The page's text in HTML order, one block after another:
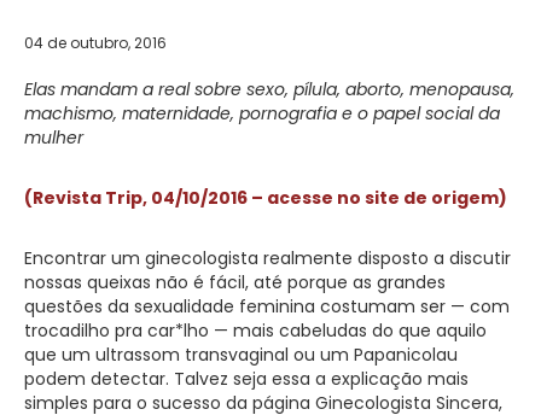
04 de outubro, 2016
Elas mandam a real sobre sexo, pílula, aborto, menopausa,
machismo, maternidade, pornografia e o papel social da
mulher
(Revista Trip, 04/10/2016 – acesse no site de origem)
Encontrar um ginecologista realmente disposto a discutir
nossas queixas não é fácil, até porque as grandes
questões da sexualidade feminina costumam ser — com
trocadilho pra car*lho — mais cabeludas do que aquilo
que um ultrassom transvaginal ou um Papanicolau
podem detectar. Talvez seja essa a explicação mais
simples para o sucesso da página Ginecologista Sincera,